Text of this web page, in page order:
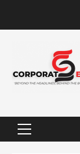
Primary